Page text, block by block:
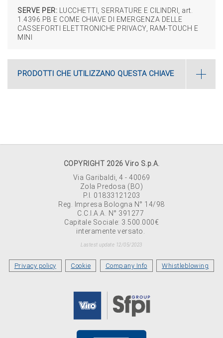
SERVE PER: LUCCHETTI, SERRATURE E CILINDRI, art.
1.4396.PB E COME CHIAVE DI EMERGENZA DELLE
CASSEFORTI ELETTRONICHE PRIVACY, RAM-TOUCH E
MINI
PRODOTTI CHE UTILIZZANO QUESTA CHIAVE
COPYRIGHT 2026 Viro S.p.A.
Via Garibaldi, 4 - 40069
Zola Predosa (BO)
P.I. 01833121203
Reg. Impresa Bologna N° 14/98
C.C.I.A.A. N° 391277
Capitale Sociale: 3.500.000€
interamente versato.
Lastest update 12/05/2023
Privacy policy Cookie Company Info Whistleblowing